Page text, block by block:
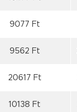
9077 Ft
9562 Ft
20617 Ft
10138 Ft